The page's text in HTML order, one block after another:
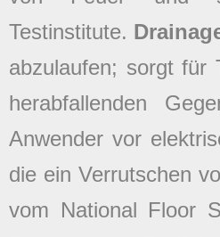
Testinstitute.
abzulaufen; sorgt für
herabfallenden
Anwender vor
die ein Verrutschen
vom National Floor